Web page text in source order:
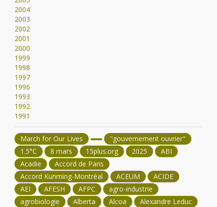
2004
2003
2002
2001
2000
1999
1998
1997
1996
1993
1992
1991
March for Our Lives
"gouvernement ouvrier"
1.5°C
8 mars 15plus.org 2025
ABI
Acadie
Accord de Paris
Accord Kunming-Montréal
ACEUM
ACIDE
AEI
AFESH AFPC
agro-industrie
agrobiologie
Alberta Alcoa
Alexandre Leduc